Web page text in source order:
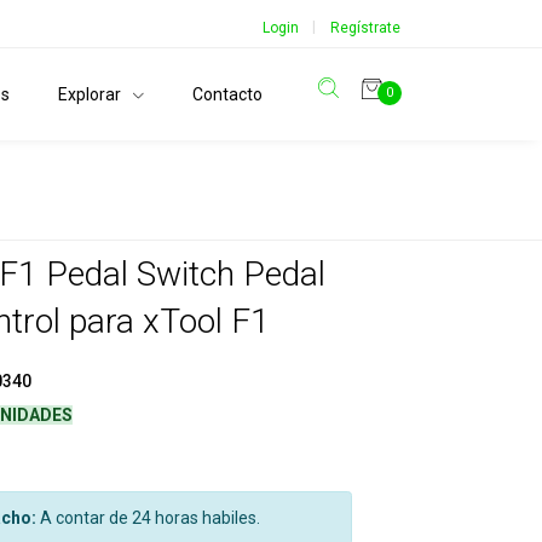
Login | Regístrate
Explorar Contacto 0
Pedal Switch Pedal
para xTool F1
A contar de 24 horas habiles.